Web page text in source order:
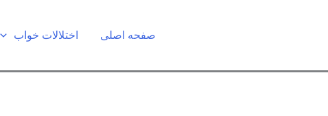
صفحه اصلی اختلالات خواب